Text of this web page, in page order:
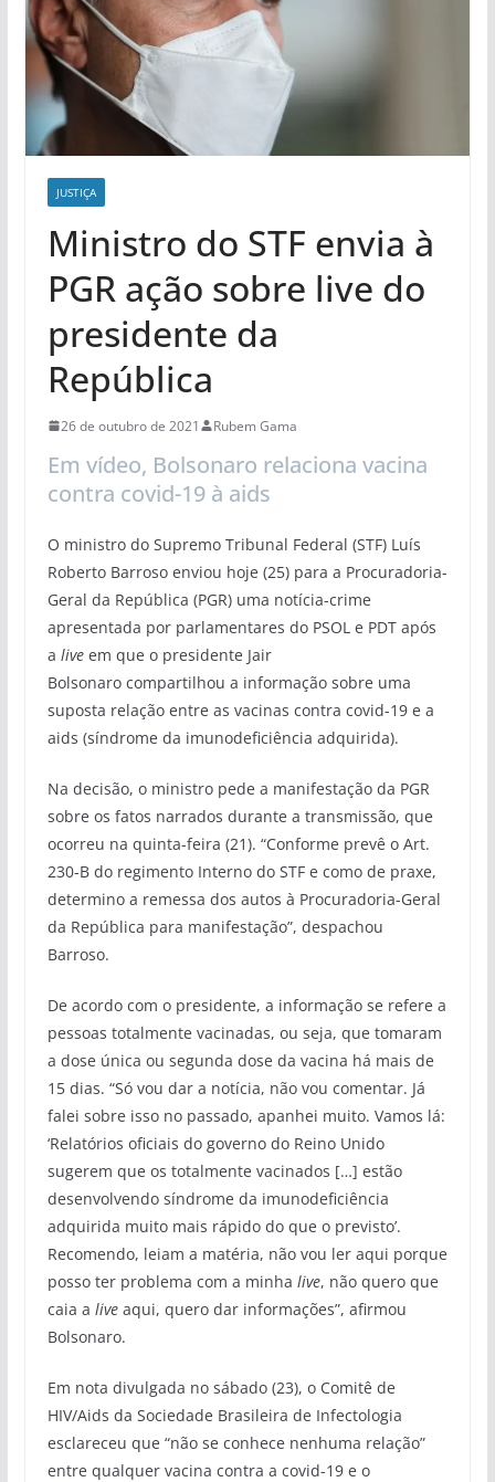
JUSTIÇA
Ministro do STF envia à
PGR ação sobre live do
presidente da
República
26 de outubro de 2021 Rubem Gama
Em vídeo, Bolsonaro relaciona vacina
contra covid-19 à aids
O ministro do Supremo Tribunal Federal (STF) Luís
Roberto Barroso enviou hoje (25) para a Procuradoria-
Geral da República (PGR) uma notícia-crime
apresentada por parlamentares do PSOL e PDT após
a liveem que o presidente Jair
Bolsonaro compartilhou a informação sobre uma
suposta relação entre as vacinas contra covid-19 e a
aids (síndrome da imunodeficiência adquirida).
Na decisão, o ministro pede a manifestação da PGR
sobre os fatos narrados durante a transmissão, que
ocorreu na quinta-feira (21). “Conforme prevê o Art.
230-B do regimento Interno do STF e como de praxe,
determino a remessa dos autos à Procuradoria-Geral
da República para manifestação”, despachou
Barroso.
De acordo com o presidente, a informação se refere a
pessoas totalmente vacinadas, ou seja, que tomaram
a dose única ou segunda dose da vacina há mais de
15 dias. “Só vou dar a notícia, não vou comentar. Já
falei sobre isso no passado, apanhei muito. Vamos lá:
‘Relatórios oficiais do governo do Reino Unido
sugerem que os totalmente vacinados […] estão
desenvolvendo síndrome da imunodeficiência
adquirida muito mais rápido do que o previsto’.
Recomendo, leiam a matéria, não vou ler aqui porque
posso ter problema com a minha live, não quero que
caia a live aqui, quero dar informações”, afirmou
Bolsonaro.
Em nota divulgada no sábado (23), o Comitê de
HIV/Aids da Sociedade Brasileira de Infectologia
esclareceu que “não se conhece nenhuma relação”
entre qualquer vacina contra a covid-19 e o